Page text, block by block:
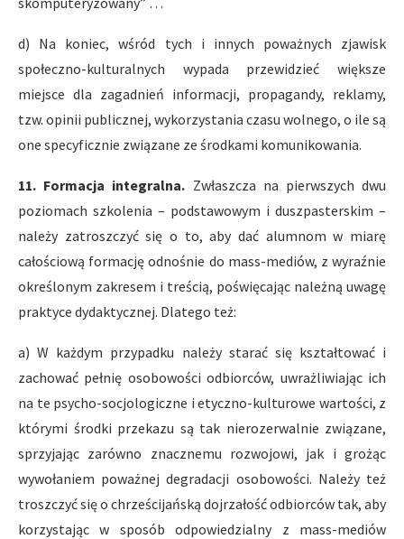
d) Na koniec, wśród tych i innych poważnych zjawisk
społeczno-kulturalnych wypada przewidzieć większe
miejsce dla zagadnień informacji, propagandy, reklamy,
tzw. opinii publicznej, wykorzystania czasu wolnego, o ile są
one specyficznie związane ze środkami komunikowania.
11. Formacja integralna. Zwłaszcza na pierwszych dwu
poziomach szkolenia – podstawowym i duszpasterskim –
należy zatroszczyć się o to, aby dać alumnom w miarę
całościową formację odnośnie do mass-mediów, z wyraźnie
określonym zakresem i treścią, poświęcając należną uwagę
praktyce dydaktycznej. Dlatego też:
a) W każdym przypadku należy starać się kształtować i
zachować pełnię osobowości odbiorców, uwrażliwiając ich
na te psycho-socjologiczne i etyczno-kulturowe wartości, z
którymi środki przekazu są tak nierozerwalnie związane,
sprzyjając zarówno znacznemu rozwojowi, jak i grożąc
wywołaniem poważnej degradacji osobowości. Należy też
troszczyć się o chrześcijańską dojrzałość odbiorców tak, aby
korzystając w sposób odpowiedzialny z mass-mediów